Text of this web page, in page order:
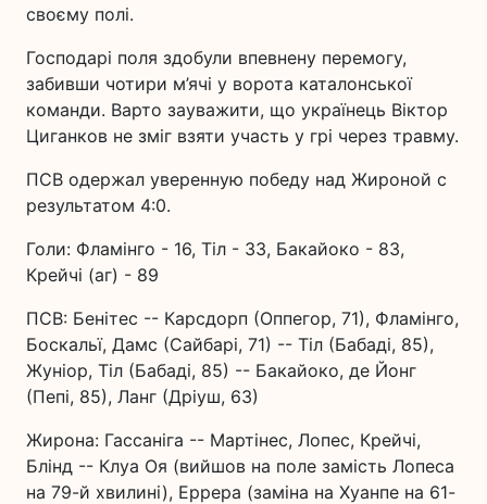
своєму полі.
Господарі поля здобули впевнену перемогу,
забивши чотири м’ячі у ворота каталонської
команди. Варто зауважити, що українець Віктор
Циганков не зміг взяти участь у грі через травму.
ПСВ одержал уверенную победу над Жироной с
результатом 4:0.
Голи: Фламінго - 16, Тіл - 33, Бакайоко - 83,
Крейчі (аг) - 89
ПСВ: Бенітес -- Карсдорп (Оппегор, 71), Фламінго,
Боскальї, Дамс (Сайбарі, 71) -- Тіл (Бабаді, 85),
Жуніор, Тіл (Бабаді, 85) -- Бакайоко, де Йонг
(Пепі, 85), Ланг (Дріуш, 63)
Жирона: Гассаніга -- Мартінес, Лопес, Крейчі,
Блінд -- Клуа Оя (вийшов на поле замість Лопеса
на 79-й хвилині), Еррера (заміна на Хуанпе на 61-